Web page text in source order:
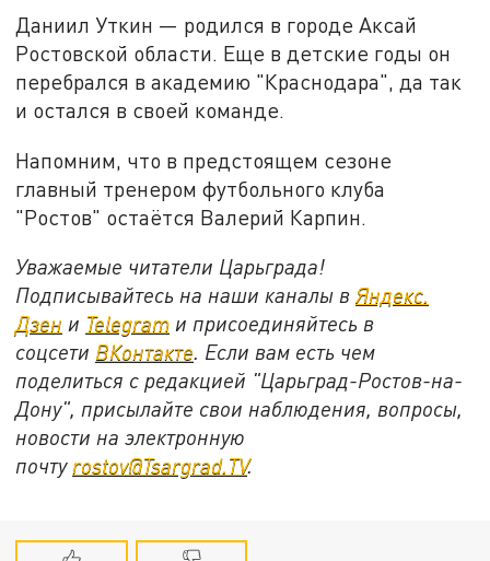
Даниил Уткин — родился в городе Аксай
Ростовской области. Еще в детские годы он
перебрался в академию "Краснодара", да так
и остался в своей команде.
Напомним, что в предстоящем сезоне
главный тренером футбольного клуба
"Ростов" остаётся Валерий Карпин.
Уважаемые читатели Царьграда!
Подписывайтесь на наши каналы вЯндекс.
Дзен и Telegram и присоединяйтесь в
соцсети ВКонтакте. Если вам есть чем
поделиться с редакцией "Царьград-Ростов-на-
Дону", присылайте свои наблюдения, вопросы,
новости на электронную
почту rostov@Tsargrad.ТV.